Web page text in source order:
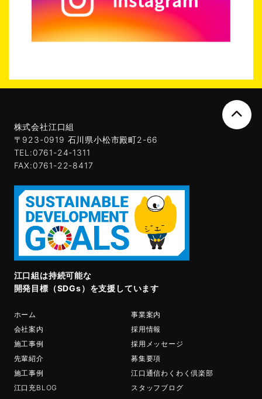
株式会社江口組
〒923-0919 石川県小松市殿町2-66
TEL:0761-24-1311
FAX:0761-22-8417
江口組は持続可能な
開発目標（SDGs）を支援しています
ホーム
事業案内
会社案内
採用情報
施工事例
採用メッセージ
先輩紹介
募集要項
施工事例
江口通信わくわく倶楽部
江口充BLOG
スタッフブログ